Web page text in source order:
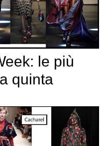
le più
quinta